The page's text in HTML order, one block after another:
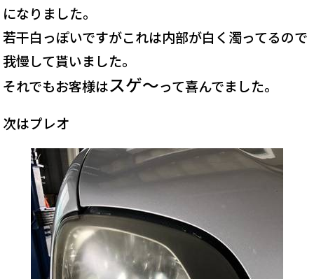
になりました。
若干白っぽいですがこれは内部が白く濁ってるので
我慢して貰いました。
それでもお客様はスゲ～って喜んでました。
次はプレオ